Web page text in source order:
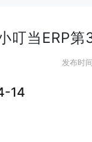
叮当ERP
发布时
14